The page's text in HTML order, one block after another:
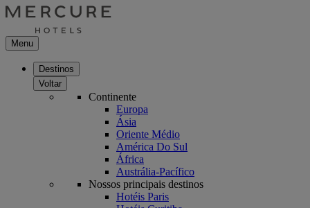
Menu
Destinos
Voltar
Continente
Europa
Ásia
Oriente Médio
América Do Sul
África
Austrália-Pacífico
Nossos principais destinos
Hotéis Paris